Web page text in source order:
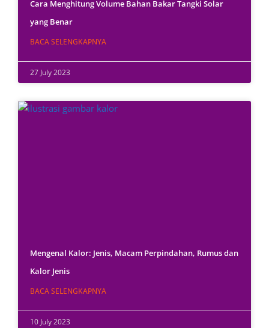
Cara Menghitung Volume Bahan Bakar Tangki Solar
yang Benar
BACA SELENGKAPNYA
27 July 2023
Mengenal Kalor: Jenis, Macam Perpindahan, Rumus dan
Kalor Jenis
BACA SELENGKAPNYA
10 July 2023